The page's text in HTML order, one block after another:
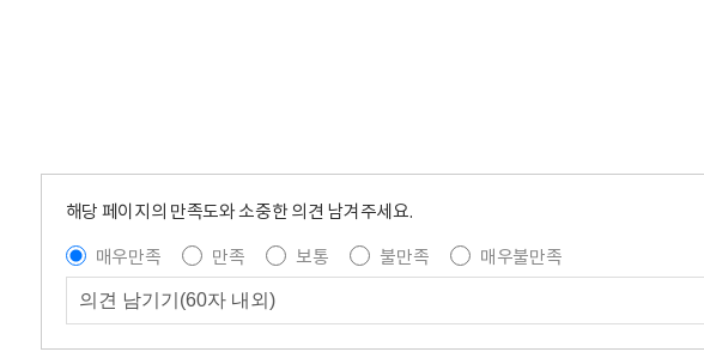
해당 페이지의 만족도와 소중한 의견 남겨주세요.
매우만족
만족 보통 불만족
매우불만족